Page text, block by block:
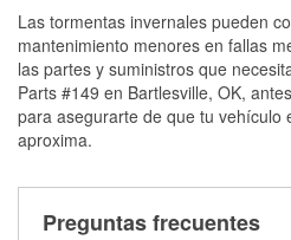
Las tormentas invernales pueden
mantenimiento menores en fallas
las partes y suministros que
Parts #149 en Bartlesville, OK,
para asegurarte de que tu vehículo
aproxima.
Preguntas frecuentes